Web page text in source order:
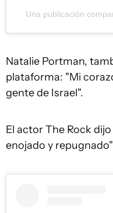
Una publicación
Natalie Portman,
plataforma: "Mi
gente de Israel".
El actor The Rock
enojado y